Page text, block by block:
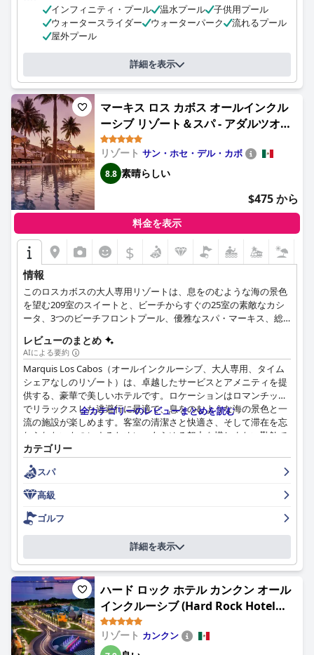
インフィニティ・プール
温水プール
子供用プール
ウォータースライダー
ウォーターパーク
流れるプール
屋外プール
詳細を表示
マーキス ロス カボス オールインクル
ーシブ リゾート＆スパ - アダルツオン
リー (Marquis Los Cabos, an All -
Inclusive, Adults - Only & No
Timeshare Resort)
リゾート サン・ホセ・デル・カボ
8.8 素晴らしい
$475 から
料金を表示
$
情報
このロスカボスの大人専用リゾートは、息をのむような海の景色
を望む209室のスイートと、ビーチからすぐの25室の素敵なカシ
ータ、3つのビーチフロントプール、優雅なスパ・マーキス、総
を擁しています。マーキス・ロス・カボスは観光回廊の理想的な
位置にあり、カボ・サン・ルーカスのエキサイティングなナイト
ライフ、パルミラ、チレノ、サンタマリアの泳げる海、素晴らし
いレストランやアートギャラリーのある美しいサンホセデルカボ
の町に素早くアクセスすることができます。
レビューのまとめ
AIによる要約
Marquis Los Cabos（オールインクルーシブ、大人専用、タイム
シェアなしのリゾート）は、卓越したサービスとアメニティを提
供する、豪華で美しいホテルです。ロケーションはロマンチック
でリラックスした逃避行に最適で、息をのむような海の景色と一
流の施設が楽しめます。客室の清潔さと快適さ、そして滞在を忘
れられないものにするために、あらゆる努力を惜しまない勤勉で
フレンドリーなスタッフが絶賛されています。朝食と夕食は素晴
らしく、あらゆる味覚を満足させる幅広いダイニングオプション
が用意されています。プール施設は素晴らしく、行き届いたスタ
ッフと海の素晴らしい景色を眺めることができます。ビーチは遊
泳には適していませんが、写真撮影に最適な絵のように美しい背
景を提供します。全体として、Marquis Los Cabosは、大人のた
めに特別に設計された静かな環境の中で、くつろぎ、リラックス
し、楽しむのに最適な場所です。
全カテゴリーのレビューまとめを読む
カテゴリー
スパ
高級
ゴルフ
詳細を表示
ハード ロック ホテル カンクン オール
インクルーシブ (Hard Rock Hotel
Cancun - All Inclusive)
リゾート カンクン